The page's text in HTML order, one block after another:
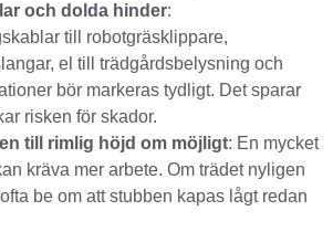
och dolda hinder:
till robotgräsklippare,
el till trädgårdsbelysning och
bör markeras tydligt. Det sparar
risken för skador.
till rimlig höjd om möjligt: En mycket
kräva mer arbete. Om trädet nyligen
be om att stubben kapas lågt redan